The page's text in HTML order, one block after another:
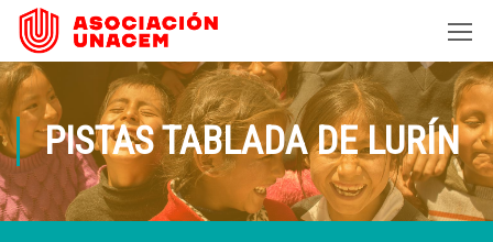
PISTAS TABLADA DE LURÍN